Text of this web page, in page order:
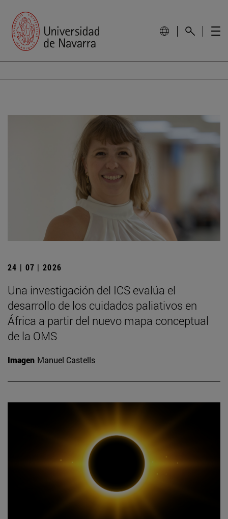
24 | 07 | 2026
Una investigación del ICS evalúa el
desarrollo de los cuidados paliativos en
África a partir del nuevo mapa conceptual
de la OMS
Imagen Manuel Castells